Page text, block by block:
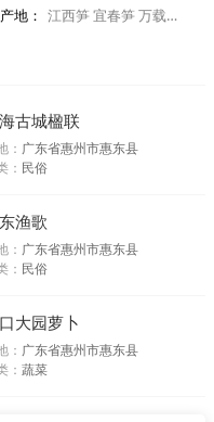
地： 江西笋 宜春笋 万载笋 天目笋
古城楹联
： 广东省惠州市惠东县
： 民俗
渔歌
： 广东省惠州市惠东县
： 民俗
大园萝卜
： 广东省惠州市惠东县
： 蔬菜